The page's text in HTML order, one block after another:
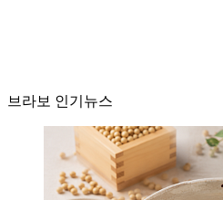
브라보 인기뉴스